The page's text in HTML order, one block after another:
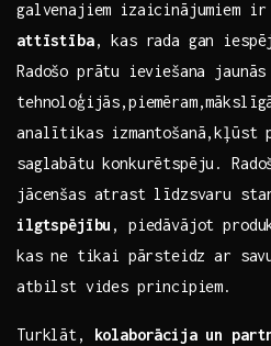
galvenajiem izaicinājumiem
attīstība, kas rada gan
Radošo prātu⁢ ieviešana jaunās
analītikas izmantošanā,kļūst
saglabātu konkurētspēju.
jācenšas atrast līdzsvaru
ilgtspējību , piedāvājot
kas⁣ ne tikai pārsteidz ar
atbilst‍ vides principiem.
Turklāt,‍ kolaborācija un